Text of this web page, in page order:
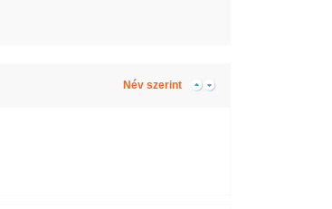
Név szerint